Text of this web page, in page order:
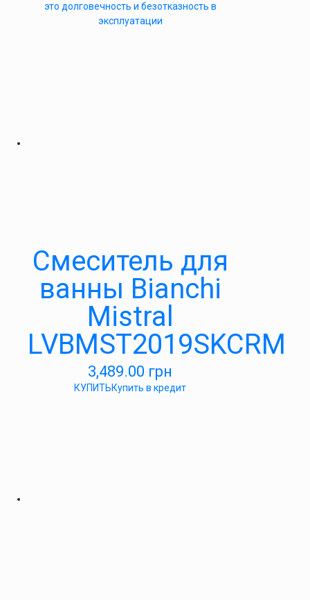
это долговечность и безотказность в
эксплуатации
Смеситель для
ванны Bianchi
Mistral
LVBMST2019SKCRM
3,489.00 грн
КУПИТЬКупить в кредит